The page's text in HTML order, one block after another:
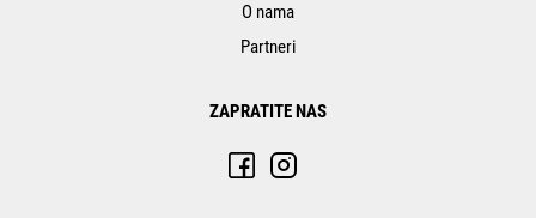
O nama
Partneri
ZAPRATITE NAS